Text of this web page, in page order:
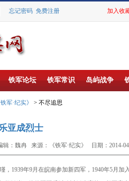
忘记密码 免费注册 加入收
铁军论坛 铁军常识 岛屿战争
铁军·纪实》 > 不尽追思
亚成烈士
：魏冉 来源：《铁军·纪实》 日期：2014-
，1939年9月在皖南参加新四军，1940年5月加